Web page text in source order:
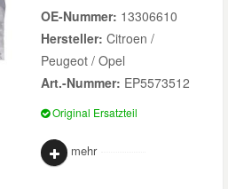
OE-Nummer: 13306610
Hersteller: Citroen /
Peugeot / Opel
Art.-Nummer: EP5573512
Original Ersatzteil
mehr